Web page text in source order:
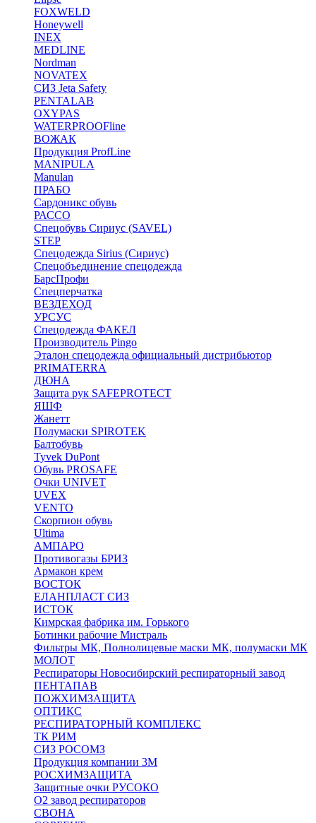
FOXWELD
Honeywell
INEX
MEDLINE
Nordman
NOVATEX
СИЗ Jeta Safety
PENTALAB
OXYPAS
WATERPROOFline
ВОЖАК
Продукция ProfLine
MANIPULA
Manulan
ПРАБО
Сардоникс обувь
РАССО
Спецобувь Сириус (SAVEL)
STEP
Спецодежда Sirius (Сириус)
Спецобъединение спецодежда
БарсПрофи
Спецперчатка
ВЕЗДЕХОД
УРСУС
Спецодежда ФАКЕЛ
Производитель Pingo
Эталон спецодежда официальный дистрибьютор
PRIMATERRA
ДЮНА
Защита рук SAFEPROTECT
ЯШФ
Жанетт
Полумаски SPIROTEK
Балтобувь
Tyvek DuPont
Обувь PROSAFE
Очки UNIVET
UVEX
VENTO
Скорпион обувь
Ultima
АМПАРО
Противогазы БРИЗ
Армакон крем
ВОСТОК
ЕЛАНПЛАСТ СИЗ
ИСТОК
Кимрская фабрика им. Горького
Ботинки рабочие Мистраль
Фильтры МК, Полнолицевые маски МК, полумаски МК
МОЛОТ
Респираторы Новосибирский респираторный завод
ПЕНТАПАВ
ПОЖХИМЗАЩИТА
ОПТИКС
РЕСПИРАТОРНЫЙ КОМПЛЕКС
ТК РИМ
СИЗ РОСОМЗ
Продукция компании 3M
РОСХИМЗАЩИТА
Защитные очки РУСОКО
О2 завод респираторов
СВОНА